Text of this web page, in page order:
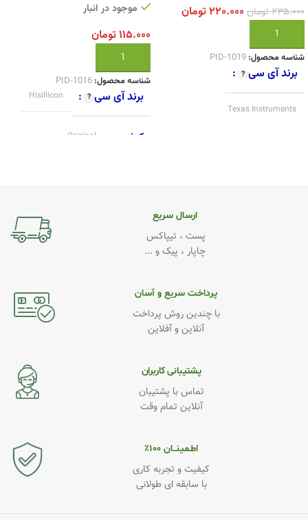
۲۳۵.۰۰۰تومان ۲۲۰.۰۰۰تومان
افزودن به سبد خرید
شناسه محصول: PID-1019
برند آی سی
Texas Instruments
موجود در انبار
۱۱۵.۰۰۰تومان
افزودن به سبد خرید
شناسه محصول: PID-1016
برند آی سی Hisillicon
کیفیت Original
ارسال سریع
پست ، تیپاکس
چاپار ، پیک و ...
پرداخت سریع و آسان
با چندین روش پرداخت
آنلاین و آفلاین
پشتیبانی کاربران
تماس با پشتیبان
آنلاین تمام وقت
اطـمینــان ۱۰۰٪
کیفیت و تجربه کاری
با سابقه ای طولانی